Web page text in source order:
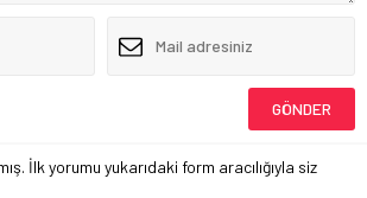
İlk yorumu yukarıdaki form aracılığıyla siz